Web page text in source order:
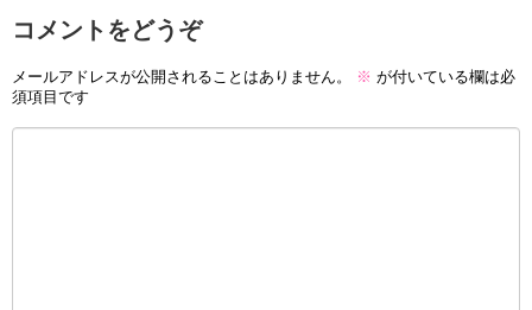
コメントをどうぞ
メールアドレスが公開されることはありません。 ※ が付いている欄は必
須項目です